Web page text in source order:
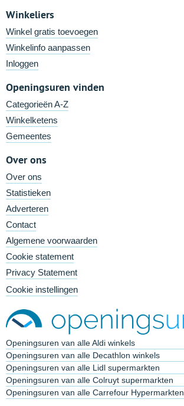
Winkeliers
Winkel gratis toevoegen
Winkelinfo aanpassen
Inloggen
Openingsuren vinden
Categorieën A-Z
Winkelketens
Gemeentes
Over ons
Over ons
Statistieken
Adverteren
Contact
Algemene voorwaarden
Cookie statement
Privacy Statement
Cookie instellingen
Openingsuren van alle Aldi winkels
Openingsuren van alle Decathlon winkels
Openingsuren van alle Lidl supermarkten
Openingsuren van alle Colruyt supermarkten
Openingsuren van alle Carrefour Hypermarkten